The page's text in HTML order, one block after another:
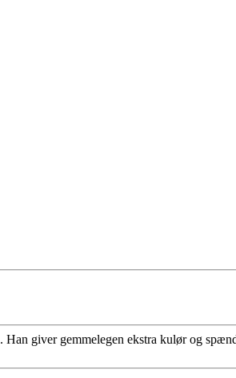
giver gemmelegen ekstra kulør og